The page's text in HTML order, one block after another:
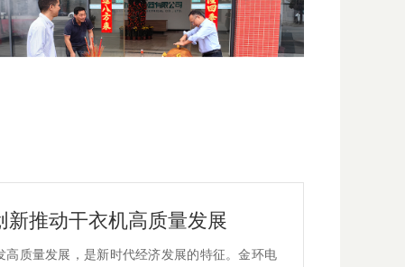
推动干衣机高质量发展
质量发展，是新时代经济发展的特征。金环电